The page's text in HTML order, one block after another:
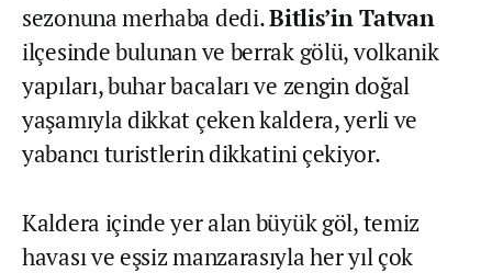
sezonuna merhaba dedi.Bitlis’in Tatvan
ilçesinde bulunan ve berrak gölü, volkanik
yapıları, buhar bacaları ve zengin doğal
yaşamıyla dikkat çeken kaldera, yerli ve
yabancı turistlerin dikkatini çekiyor.
Kaldera içinde yer alan büyük göl, temiz
havası ve eşsiz manzarasıyla her yıl çok